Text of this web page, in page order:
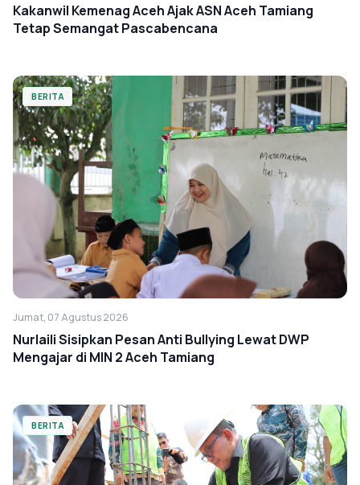
Kakanwil Kemenag Aceh Ajak ASN Aceh Tamiang
Tetap Semangat Pascabencana
BERITA
Jumat, 07 Agustus 2026
Nurlaili Sisipkan Pesan Anti Bullying Lewat DWP
Mengajar di MIN 2 Aceh Tamiang
BERITA